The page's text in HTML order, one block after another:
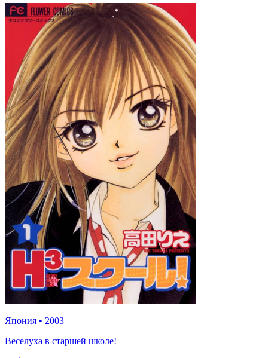
Япония • 2003
Веселуха в старшей школе!